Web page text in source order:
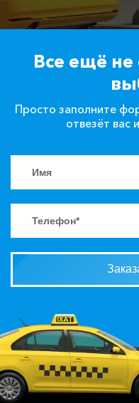
Все ещё не
Просто заполните
отвезёт вас